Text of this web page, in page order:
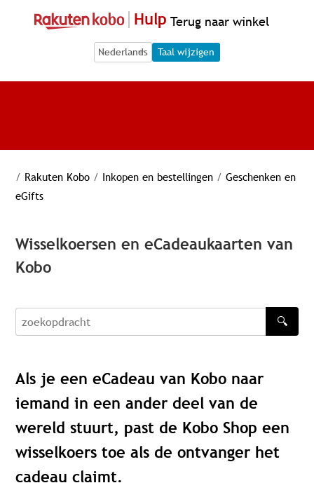
Hulp Terug naar winkel
Language Selection
Language Selection
Taal wijzigen
/ Rakuten Kobo / Inkopen en bestellingen / Geschenken en
eGifts
Wisselkoersen en eCadeaukaarten van
Kobo
zoekopdracht
🔍
Als je een eCadeau van Kobo naar
iemand in een ander deel van de
wereld stuurt, past de Kobo Shop een
wisselkoers toe als de ontvanger het
cadeau claimt.